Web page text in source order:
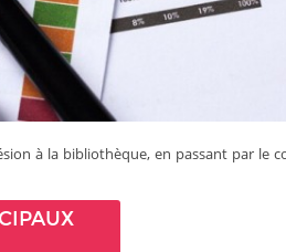
à la bibliothèque, en passant par le